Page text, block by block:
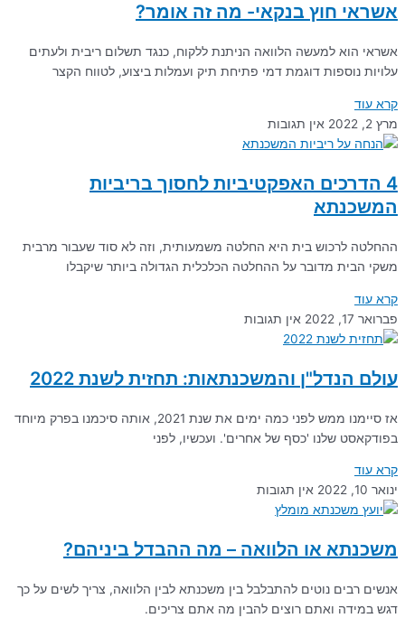
אשראי חוץ בנקאי- מה זה אומר?
אשראי הוא למעשה הלוואה הניתנת ללקוח, כנגד תשלום ריבית ולעתים
עלויות נוספות דוגמת דמי פתיחת תיק ועמלות ביצוע, לטווח הקצר
קרא עוד
מרץ 2, 2022
אין תגובות
4 הדרכים האפקטיביות לחסוך בריביות
המשכנתא
ההחלטה לרכוש בית היא החלטה משמעותית, וזה לא סוד שעבור מרבית
משקי הבית מדובר על ההחלטה הכלכלית הגדולה ביותר שיקבלו
קרא עוד
פברואר 17, 2022
אין תגובות
עולם הנדל"ן והמשכנתאות: תחזית לשנת 2022
אז סיימנו ממש לפני כמה ימים את שנת 2021, אותה סיכמנו בפרק מיוחד
בפודקאסט שלנו 'כסף של אחרים'. ועכשיו, לפני
קרא עוד
ינואר 10, 2022
אין תגובות
משכנתא או הלוואה – מה ההבדל ביניהם?
אנשים רבים נוטים להתבלבל בין משכנתא לבין הלוואה, צריך לשים על כך
דגש במידה ואתם רוצים להבין מה אתם צריכים.